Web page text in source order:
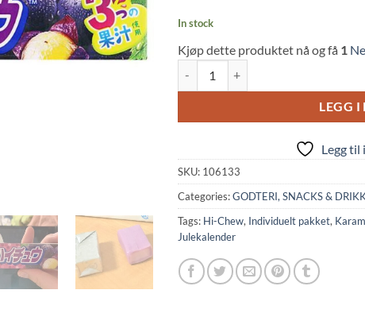
In stock
Kjøp dette produktet nå og få 1
LEGG I
Legg til
SKU: 106133
Categories:GODTERI, SNACKS &
Tags: Hi-Chew, Individuelt pakket,
Julekalender